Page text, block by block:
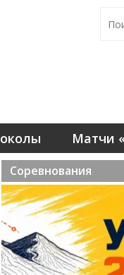
Матчи
Соревнования